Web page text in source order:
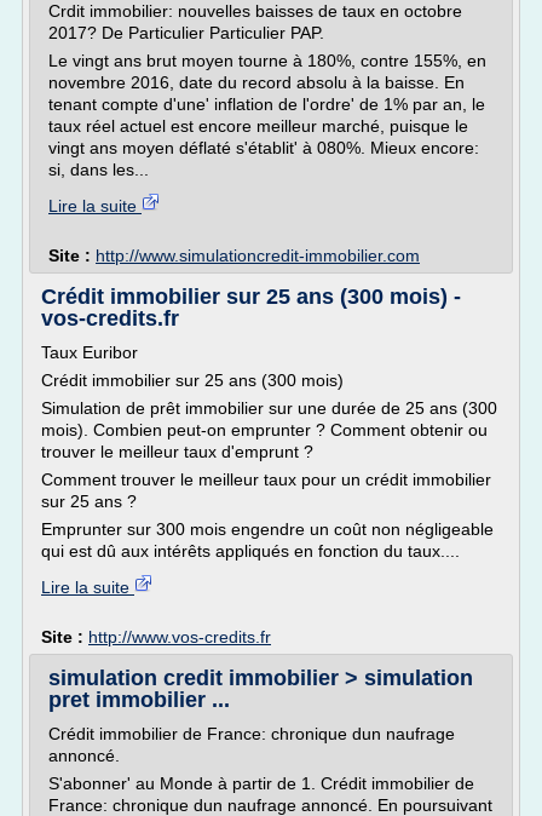
Crdit immobilier: nouvelles baisses de taux en octobre
2017? De Particulier Particulier PAP.
Le vingt ans brut moyen tourne à 180%, contre 155%, en
novembre 2016, date du record absolu à la baisse. En
tenant compte d'une' inflation de l'ordre' de 1% par an, le
taux réel actuel est encore meilleur marché, puisque le
vingt ans moyen déflaté s'établit' à 080%. Mieux encore:
si, dans les...
Lire la suite
Site : http://www.simulationcredit-immobilier.com
Crédit immobilier sur 25 ans (300 mois) -
vos-credits.fr
Taux Euribor
Crédit immobilier sur 25 ans (300 mois)
Simulation de prêt immobilier sur une durée de 25 ans (300
mois). Combien peut-on emprunter ? Comment obtenir ou
trouver le meilleur taux d'emprunt ?
Comment trouver le meilleur taux pour un crédit immobilier
sur 25 ans ?
Emprunter sur 300 mois engendre un coût non négligeable
qui est dû aux intérêts appliqués en fonction du taux....
Lire la suite
Site : http://www.vos-credits.fr
simulation credit immobilier > simulation
pret immobilier ...
Crédit immobilier de France: chronique dun naufrage
annoncé.
S'abonner' au Monde à partir de 1. Crédit immobilier de
France: chronique dun naufrage annoncé. En poursuivant